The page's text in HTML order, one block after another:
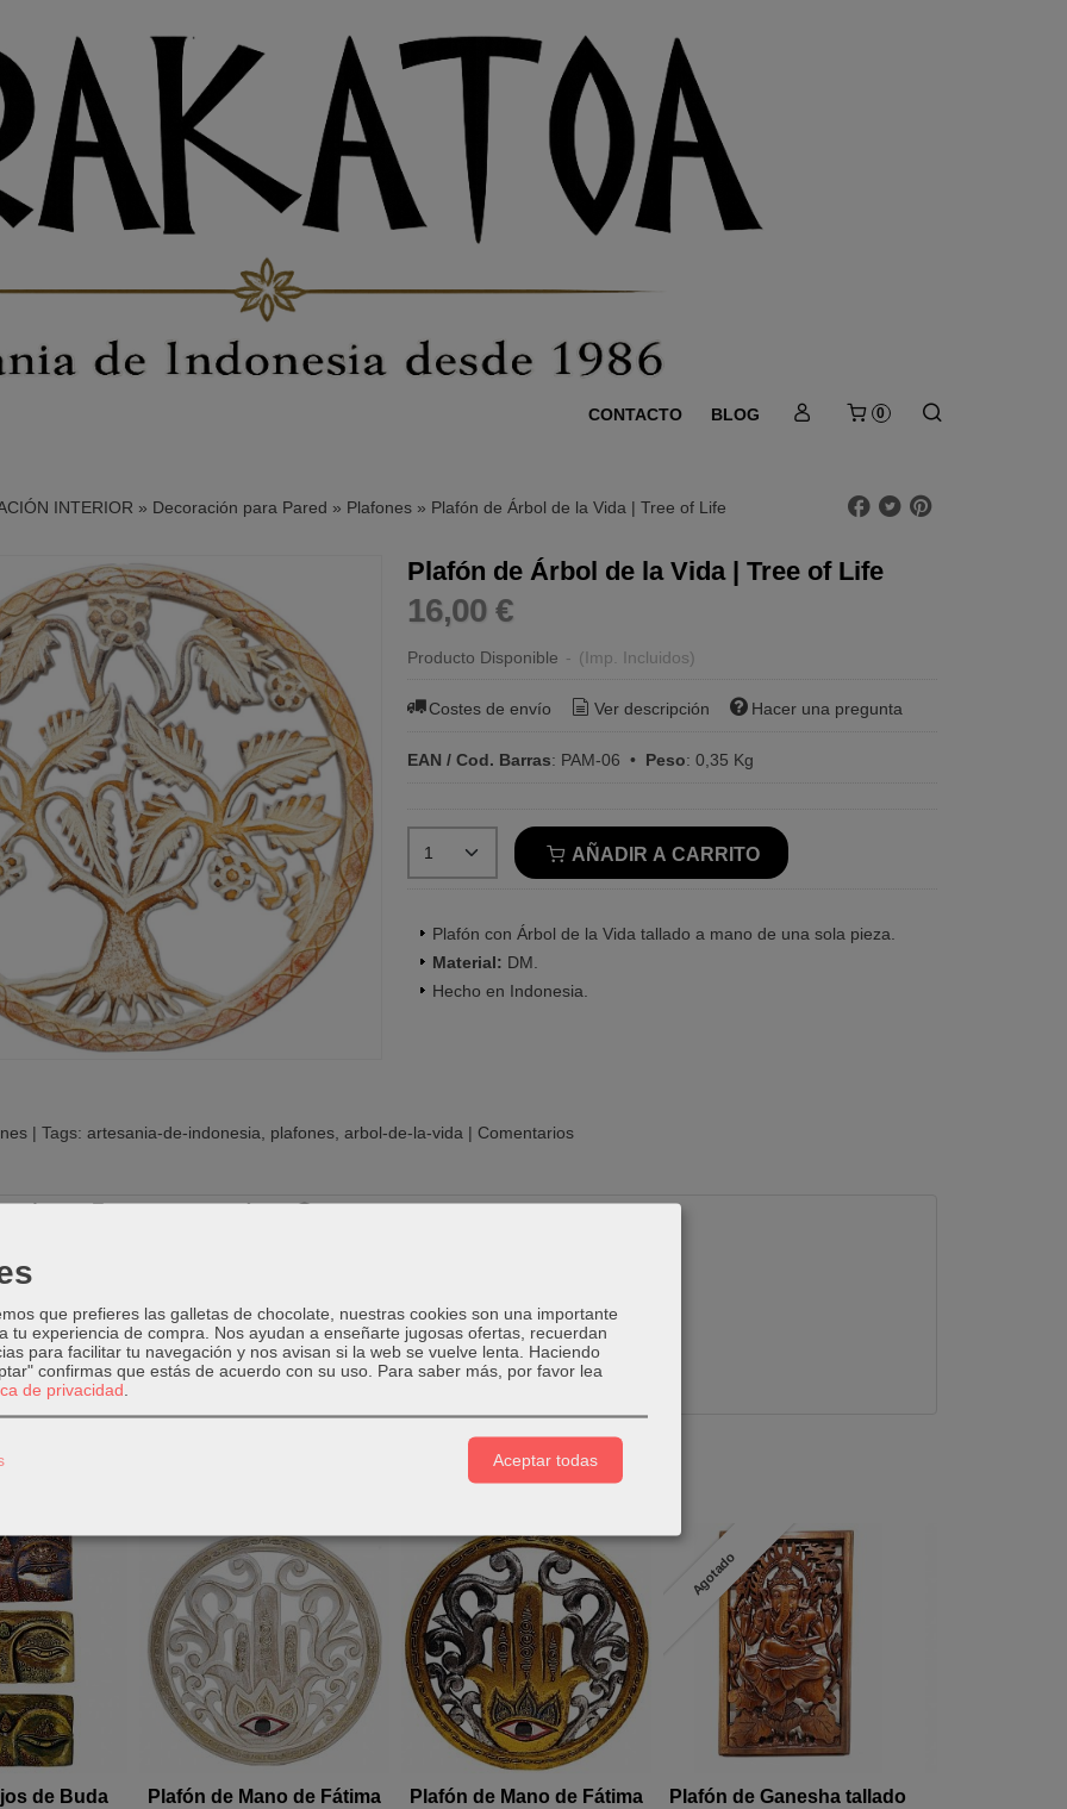
CONTACTO BLOG 0
INTERIOR » Decoración para Pared » Plafones» Plafón de Árbol de la Vida | Tree of Life
Plafón de Árbol de la Vida | Tree of Life
16,00 €
Producto Disponible - (Imp. Incluidos)
Costes de envío Ver descripción Hacer una pregunta
EAN / Cod. Barras: PAM-06 • Peso: 0,35 Kg
AÑADIR A CARRITO
Plafón con Árbol de la Vida tallado a mano de una sola pieza.
Material: DM.
Hecho en Indonesia.
| Tags: artesania-de-indonesia plafones arbol-de-la-vida | Comentarios
Grosor:1 cm
gr
ligeras variaciones en las imágenes.
de Buda Plafón de Mano de Fátima Plafón de Mano de Fátima
Agotado
Plafón de Ganesha tallado
que prefieres las galletas de chocolate, nuestras cookies son una importante
tu experiencia de compra. Nos ayudan a enseñarte jugosas ofertas, recuerdan
para facilitar tu navegación y nos avisan si la web se vuelve lenta. Haciendo
confirmas que estás de acuerdo con su uso. Para saber más, por favor lea
de privacidad
Aceptar todas